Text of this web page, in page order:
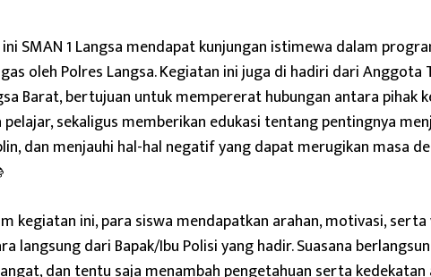
SMAN 1 Langsa mendapat kunjungan istimewa dalam
oleh Polres Langsa. Kegiatan ini juga di hadiri dari Anggota
Barat, bertujuan untuk mempererat hubungan antara pihak
pelajar, sekaligus memberikan edukasi tentang pentingnya
dan menjauhi hal-hal negatif yang dapat merugikan masa
kegiatan ini, para siswa mendapatkan arahan, motivasi,
langsung dari Bapak/Ibu Polisi yang hadir. Suasana
dan tentu saja menambah pengetahuan serta